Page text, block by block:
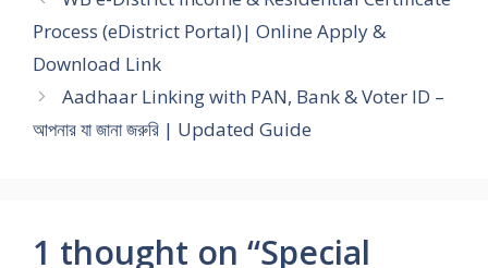
Process (eDistrict Portal)| Online Apply &
Download Link
Aadhaar Linking with PAN, Bank & Voter ID –
আপনার যা জানা জরুরি | Updated Guide
1 thought on “Special